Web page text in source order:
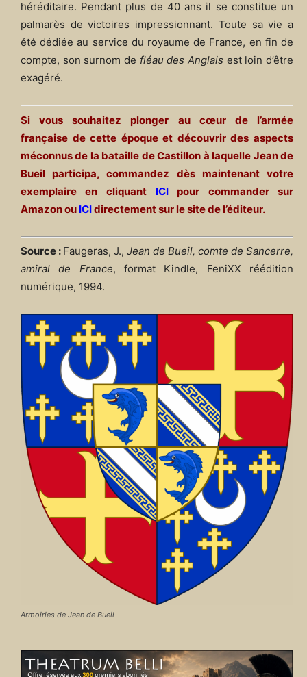
héréditaire. Pendant plus de 40 ans il se constitue un
palmarès de victoires impressionnant. Toute sa vie a
été dédiée au service du royaume de France, en fin de
compte, son surnom de fléau des Anglais est loin d’être
exagéré.
Si vous souhaitez plonger au cœur de l’armée
française de cette époque et découvrir des aspects
méconnus de la bataille de Castillon à laquelle Jean de
Bueil participa, commandez dès maintenant votre
exemplaire en cliquant
ICI pour commander sur
Amazon ou ICIdirectement sur le site de l’éditeur.
Source : Faugeras, J., Jean de Bueil, comte de Sancerre,
amiral de France, format Kindle, FeniXX réédition
numérique, 1994.
Armoiries de Jean de Bueil